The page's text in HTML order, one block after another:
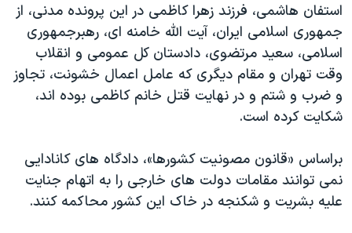
استفان هاشمی، فرزند زهرا کاظمی در این پرونده مدنی، از
جمهوری اسلامی ایران، آیت الله خامنه ای، رهبرجمهوری
اسلامی، سعید مرتضوی، دادستان کل عمومی و انقلاب
وقت تهران و مقام دیگری که عامل اعمال خشونت، تجاوز
و ضرب و شتم و در نهایت قتل خانم کاظمی بوده اند،
شکایت کرده است.
براساس «قانون مصونیت کشورها»، دادگاه های کانادایی
نمی توانند مقامات دولت های خارجی را به اتهام جنایت
علیه بشریت و شکنجه در خاک این کشور محاکمه کنند.